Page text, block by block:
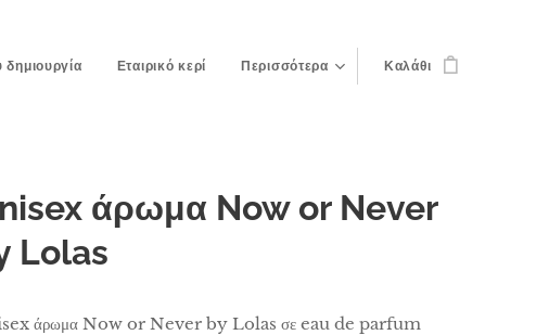
δημιουργία Εταιρικό κερί Περισσότερα Καλάθι
άρωμα Now or Never
Lolas
άρωμα Now or Never by Lolas σε eau de parfum